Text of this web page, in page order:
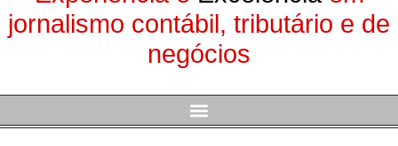
jornalismo contábil, tributário e de
negócios